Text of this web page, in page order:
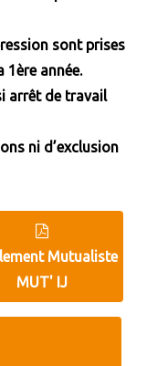
sont prises
1ère année.
arrêt de travail
ni d’exclusion
Mutualiste
MUT' IJ